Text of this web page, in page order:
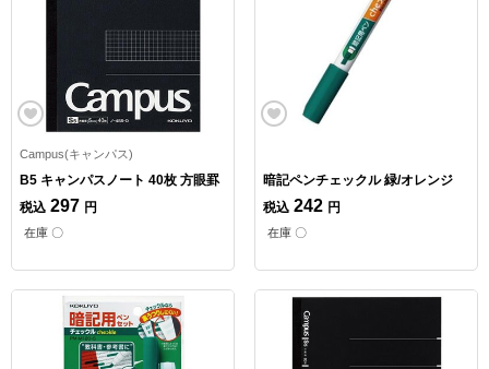
Campus(キャンパス)
B5 キャンパスノート 40枚 方眼罫
税込 297 円
在庫 〇
暗記ペンチェックル 緑/オレンジ
税込 242 円
在庫 〇